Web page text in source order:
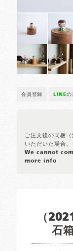
会員登録 LINEの
ご注文後の同梱
いただいた場合
We cannot
more info
（
石